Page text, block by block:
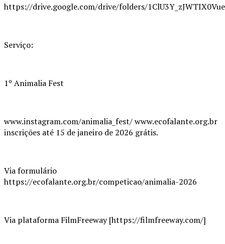
https://drive.google.com/drive/folders/
Serviço:
1º Animalia Fest
www.instagram.com/animalia_fest/ www.ecofalante.org.br
inscrições até 15 de janeiro de 2026 grátis.
Via formulário
https://ecofalante.org.br/competicao/animalia-2026
Via plataforma FilmFreeway [https://filmfreeway.com/]